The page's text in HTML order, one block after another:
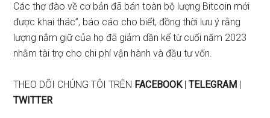
Các thợ đào về cơ bản đã bán toàn bộ lượng Bitcoin mới
được khai thác”, báo cáo cho biết, đồng thời lưu ý rằng
lượng nắm giữ của họ đã giảm dần kể từ cuối năm 2023
nhằm tài trợ cho chi phí vận hành và đầu tư vốn.
THEO DÕI CHÚNG TÔI TRÊN FACEBOOK|TELEGRAM |
TWITTER